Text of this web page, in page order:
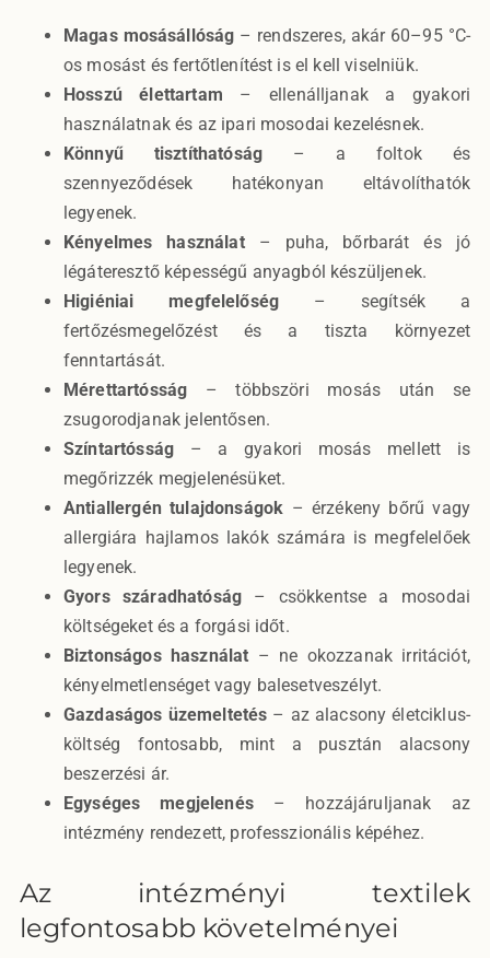
Magas mosásállóság – rendszeres, akár 60–95 °C-
os mosást és fertőtlenítést is el kell viselniük.
Hosszú élettartam – ellenálljanak a gyakori
használatnak és az ipari mosodai kezelésnek.
Könnyű tisztíthatóság – a foltok és
szennyeződések hatékonyan eltávolíthatók
legyenek.
Kényelmes használat– puha, bőrbarát és jó
légáteresztő képességű anyagból készüljenek.
Higiéniai megfelelőség – segítsék a
fertőzésmegelőzést és a tiszta környezet
fenntartását.
Mérettartósság – többszöri mosás után se
zsugorodjanak jelentősen.
Színtartósság – a gyakori mosás mellett is
megőrizzék megjelenésüket.
Antiallergén tulajdonságok – érzékeny bőrű vagy
allergiára hajlamos lakók számára is megfelelőek
legyenek.
Gyors száradhatóság – csökkentse a mosodai
költségeket és a forgási időt.
Biztonságos használat – ne okozzanak irritációt,
kényelmetlenséget vagy balesetveszélyt.
Gazdaságos üzemeltetés – az alacsony életciklus-
költség fontosabb, mint a pusztán alacsony
beszerzési ár.
Egységes megjelenés– hozzájáruljanak az
intézmény rendezett, professzionális képéhez.
Az intézményi textilek
legfontosabb követelményei